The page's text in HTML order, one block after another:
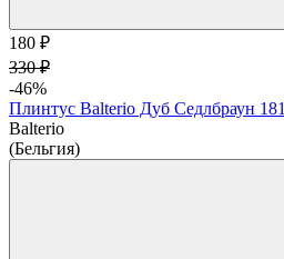
180 ₽
330 ₽
-46%
Плинтус Balterio Дуб Седлбраун 181
Balterio
(Бельгия)